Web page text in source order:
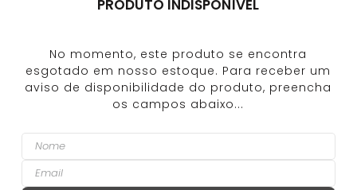
PRODUTO INDISPONÍVEL